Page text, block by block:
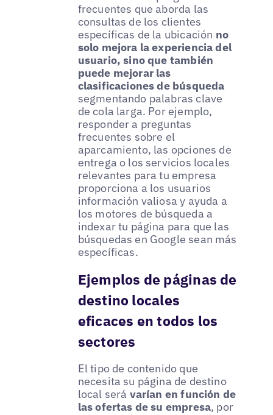
frecuentes que aborda las
consultas de los clientes
específicas de la ubicación no
solo mejora la experiencia del
usuario, sino que también
puede mejorar las
clasificaciones de búsqueda
segmentando palabras clave
de cola larga. Por ejemplo,
responder a preguntas
frecuentes sobre el
aparcamiento, las opciones de
entrega o los servicios locales
relevantes para tu empresa
proporciona a los usuarios
información valiosa y ayuda a
los motores de búsqueda a
indexar tu página para que las
búsquedas en Google sean más
específicas.
Ejemplos de páginas de
destino locales
eficaces en todos los
sectores
El tipo de contenido que
necesita su página de destino
local será varían en función de
las ofertas de su empresa, por